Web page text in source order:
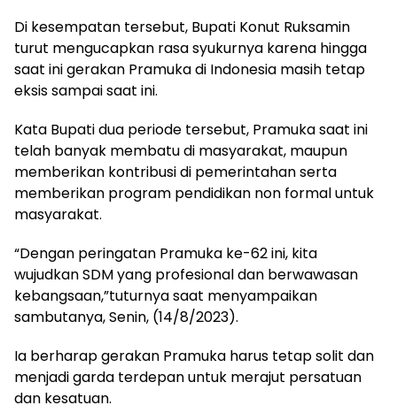
Di kesempatan tersebut, Bupati Konut Ruksamin
turut mengucapkan rasa syukurnya karena hingga
saat ini gerakan Pramuka di Indonesia masih tetap
eksis sampai saat ini.
Kata Bupati dua periode tersebut, Pramuka saat ini
telah banyak membatu di masyarakat, maupun
memberikan kontribusi di pemerintahan serta
memberikan program pendidikan non formal untuk
masyarakat.
“Dengan peringatan Pramuka ke-62 ini, kita
wujudkan SDM yang profesional dan berwawasan
kebangsaan,”tuturnya saat menyampaikan
sambutanya, Senin, (14/8/2023).
Ia berharap gerakan Pramuka harus tetap solit dan
menjadi garda terdepan untuk merajut persatuan
dan kesatuan.